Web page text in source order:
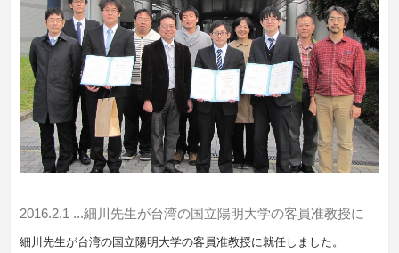
2016.2.1 ...細川先生が台湾の国立陽明大学の客員准教授に
細川先生が台湾の国立陽明大学の客員准教授に就任しました。